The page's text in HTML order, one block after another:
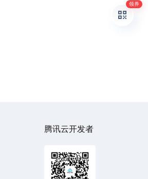
腾讯云开发者
领券